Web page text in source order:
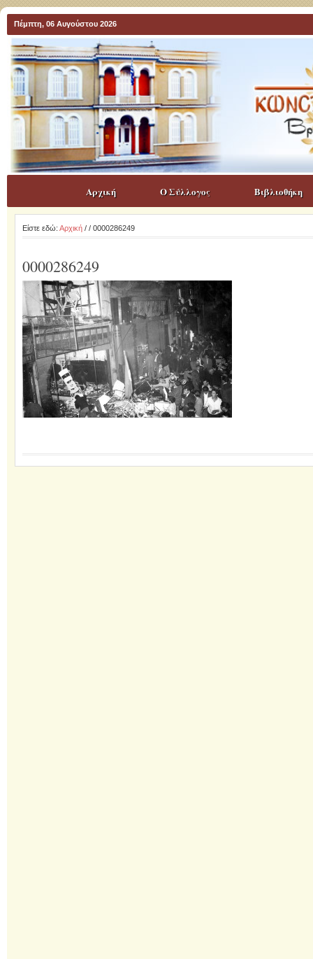
Πέμπτη, 06 Αυγούστου 2026
Αρχική Ο Σύλλογος Βιβλιοθήκη
Είστε εδώ: Αρχική/ / 0000286249
0000286249